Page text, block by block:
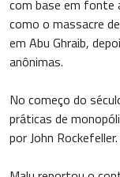
com base em fonte
como o massacre
em Abu Ghraib,
anônimas.
No começo do
práticas de
por John Rockefeller.